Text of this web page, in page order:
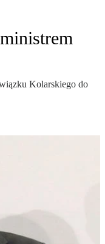
Kolarskiego do